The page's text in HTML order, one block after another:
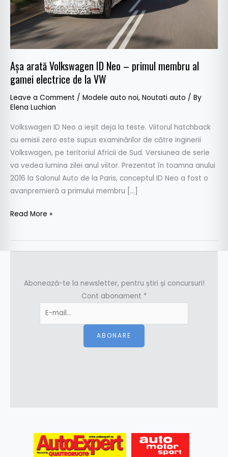
Așa arată Volkswagen ID Neo – primul membru al
gamei electrice de la VW
Leave a Comment / Modele auto noi, Noutati auto / By
Elena Luchian
Volkswagen ID Neo a ieșit deja la teste. Viitorul hatchback
cu emisii zero este supus examinărilor de către inginerii
Volkswagen, pe teritoriul Africii de Sud. Versiunea de serie
va vedea lumina zilei anul viitor. Prezentat în toamna anului
2016 la Salonul Auto de la Paris, conceptul ID Neo a fost o
avanpremieră a primului membru […]
membru
al
gamei
electrice
la
VW
Read More »
Abonează-te la newsletter, pentru știri și concursuri!
Cont abonament *
ABONARE